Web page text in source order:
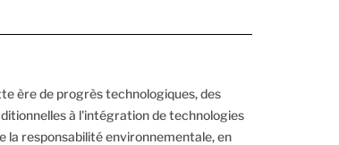
ère de progrès technologiques, des
à l'intégration de technologies
la responsabilité environnementale, en